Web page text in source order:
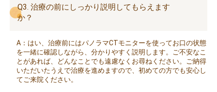
Q3. 治療の前にしっかり説明してもらえます
か？
A：はい、治療前にはパノラマCTモニターを使ってお口の状態
を一緒に確認しながら、分かりやすく説明します。ご不安なこ
とがあれば、どんなことでも遠慮なくお尋ねください。ご納得
いただいたうえで治療を進めますので、初めての方でも安心し
てご来院ください。